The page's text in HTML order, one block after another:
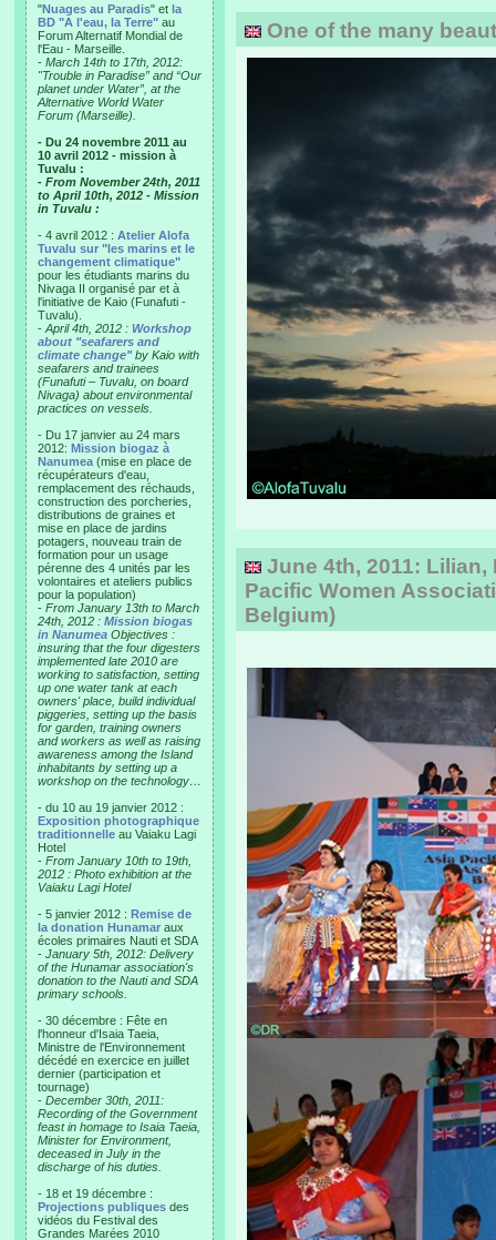
"Nuages au Paradis" et la
BD "A l'eau, la Terre" au
Forum Alternatif Mondial de
l'Eau - Marseille.
- March 14th to 17th, 2012:
"Trouble in Paradise” and “Our
planet under Water”, at the
Alternative World Water
Forum (Marseille).
- Du 24 novembre 2011 au
10 avril 2012 - mission à
Tuvalu :
- From November 24th, 2011
to April 10th, 2012 - Mission
in Tuvalu :
- 4 avril 2012 : Atelier Alofa
Tuvalu sur "les marins et le
changement climatique"
pour les étudiants marins du
Nivaga II organisé par et à
l'initiative de Kaio (Funafuti -
Tuvalu).
- April 4th, 2012 : Workshop
about "seafarers and
climate change"by Kaio with
seafarers and trainees
(Funafuti – Tuvalu, on board
Nivaga) about environmental
practices on vessels.
- Du 17 janvier au 24 mars
2012: Mission biogaz à
Nanumea (mise en place de
récupérateurs d'eau,
remplacement des réchauds,
construction des porcheries,
distributions de graines et
mise en place de jardins
potagers, nouveau train de
formation pour un usage
pérenne des 4 unités par les
volontaires et ateliers publics
pour la population)
- From January 13th to March
24th, 2012 : Mission biogas
in Nanumea Objectives :
insuring that the four digesters
implemented late 2010 are
working to satisfaction, setting
up one water tank at each
owners' place, build individual
piggeries, setting up the basis
for garden, training owners
and workers as well as raising
awareness among the Island
inhabitants by setting up a
workshop on the technology…
- du 10 au 19 janvier 2012 :
Exposition photographique
traditionnelle au Vaiaku Lagi
Hotel
- From January 10th to 19th,
2012 : Photo exhibition at the
Vaiaku Lagi Hotel
- 5 janvier 2012 : Remise de
la donation Hunamar aux
écoles primaires Nauti et SDA
- January 5th, 2012: Delivery
of the Hunamar association's
donation to the Nauti and SDA
primary schools.
- 30 décembre : Fête en
l'honneur d'Isaia Taeia,
Ministre de l'Environnement
décédé en exercice en juillet
dernier (participation et
tournage)
- December 30th, 2011:
Recording of the Government
feast in homage to Isaia Taeia,
Minister for Environment,
deceased in July in the
discharge of his duties.
- 18 et 19 décembre :
Projections publiques des
vidéos du Festival des
Grandes Marées 2010
One of the many
June 4th, 2011: Lilian,
Pacific Women
Belgium)